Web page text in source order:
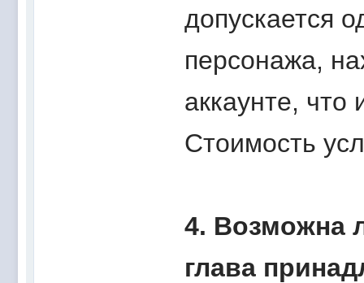
допускается
персонажа,
аккаунте, что
Стоимость
4. Возможна
глава